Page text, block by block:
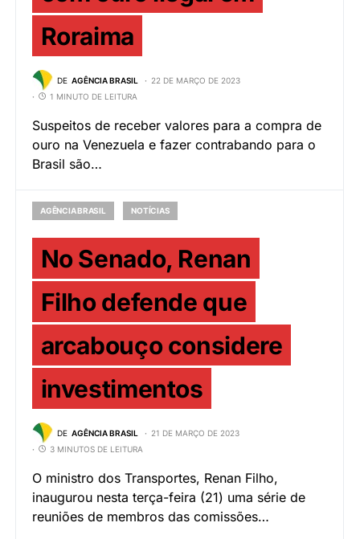
Roraima
DE AGÊNCIA BRASIL
22 DE MARÇO DE 2023
1 MINUTO DE LEITURA
Suspeitos de receber valores para a compra de
ouro na Venezuela e fazer contrabando para o
Brasil são…
AGÊNCIA BRASIL NOTÍCIAS
No Senado, Renan
Filho defende que
arcabouço considere
investimentos
DE AGÊNCIA BRASIL
21 DE MARÇO DE 2023
3 MINUTOS DE LEITURA
O ministro dos Transportes, Renan Filho,
inaugurou nesta terça-feira (21) uma série de
reuniões de membros das comissões…